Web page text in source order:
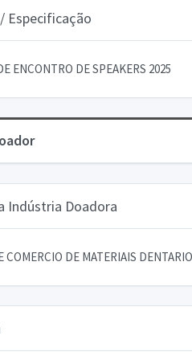
Especificação
ENCONTRO DE SPEAKERS 2025
Indústria Doadora
COMERCIO DE MATERIAIS